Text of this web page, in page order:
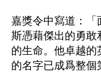
嘉獎令中寫道：「
斯憑藉傑出的勇敢
的生命。他卓越
的名字已成爲整個